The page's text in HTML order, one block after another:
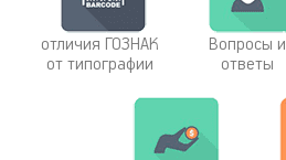
отличия ГОЗНАК
от типографии
Вопросы и
ответы